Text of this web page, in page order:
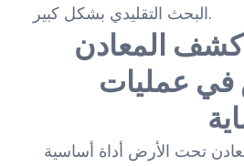
البحث التقليدي بشكل كبير.
كشف المعادن
عمليات
تحت الأرض أداة أساسية